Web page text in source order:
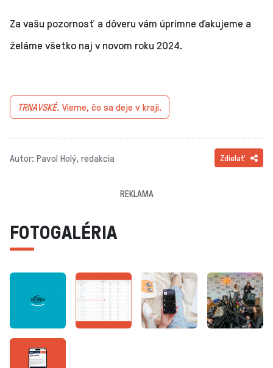
Za vašu pozornosť a dôveru vám úprimne ďakujeme a
želáme všetko naj v novom roku 2024.
TRNAVSKÉ. Vieme, čo sa deje v kraji.
Autor: Pavol Holý, redakcia Zdielať
REKLAMA
FOTOGALÉRIA